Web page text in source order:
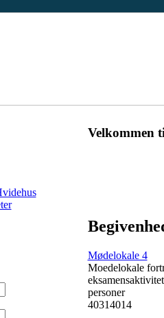
Velkommen
Mødelokale 4
Moedelokale
personer
40314014